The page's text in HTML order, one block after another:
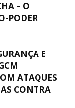
– O
PODER
E
ATAQUES
CONTRA